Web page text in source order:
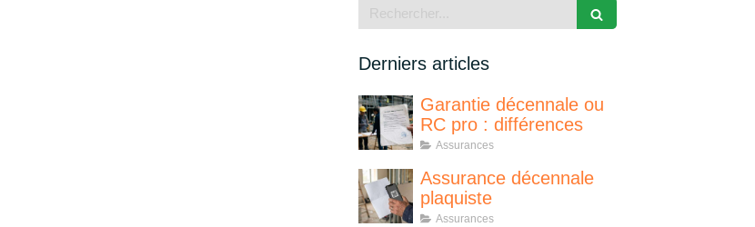
Derniers articles
Garantie décennale ou
RC pro : différences
Assurances
Assurance décennale
plaquiste
Assurances